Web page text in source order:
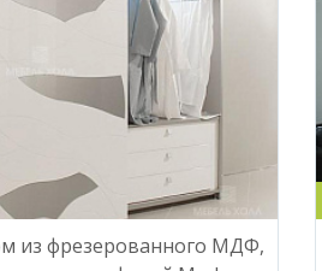
из фрезерованного МДФ,